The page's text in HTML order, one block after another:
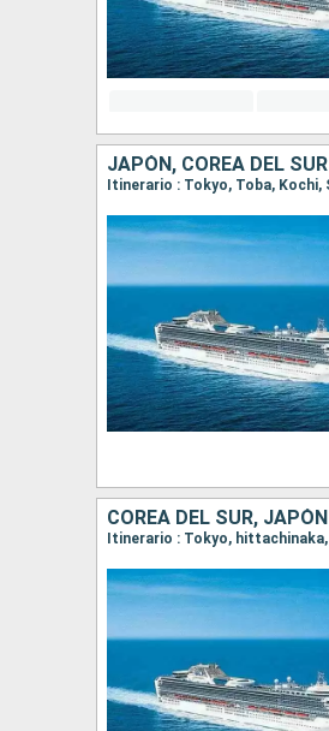
JAPÓN, COREA DEL SUR
COREA DEL SUR, JAPÓN